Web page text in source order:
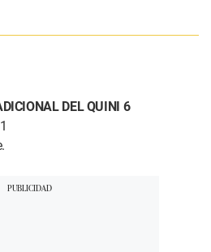
DEL QUINI 6